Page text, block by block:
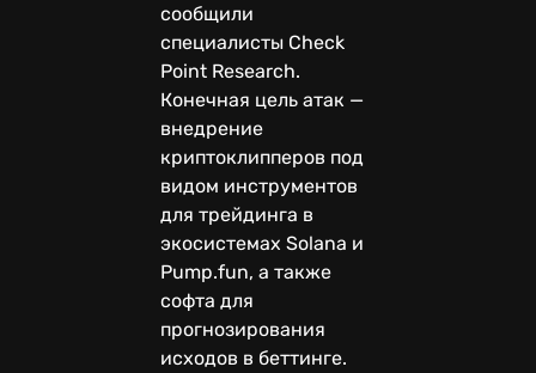
сообщили
специалисты Check
Point Research.
Конечная цель атак —
внедрение
криптоклипперов под
видом инструментов
для трейдинга в
экосистемах Solana и
Pump.fun, а также
софта для
прогнозирования
исходов в беттинге.